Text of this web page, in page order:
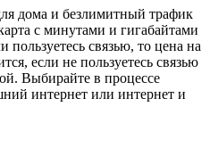
дома и безлимитный трафик
с минутами и гигабайтами
связью, то цена на
если не пользуетесь связью
Выбирайте в процессе
интернет или интернет и